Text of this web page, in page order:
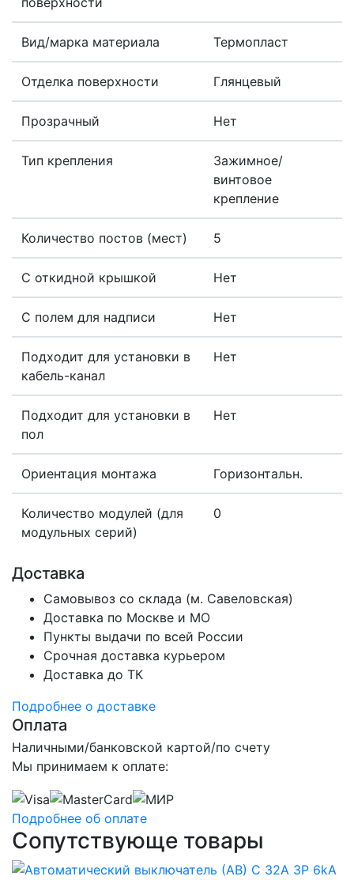
Вид/марка материала Термопласт
Отделка поверхности Глянцевый
Прозрачный Нет
Тип крепления
Зажимное/
винтовое
крепление
Количество постов (мест) 5
С откидной крышкой Нет
С полем для надписи Нет
Подходит для установки в
кабель-канал
Нет
Подходит для установки в
пол
Нет
Ориентация монтажа Горизонтальн.
Количество модулей (для
модульных серий)
0
Доставка
Самовывоз со склада (м. Савеловская)
Доставка по Москве и МО
Пункты выдачи по всей России
Срочная доставка курьером
Доставка до ТК
Подробнее о доставке
Оплата
Наличными/банковской картой/по счету
Мы принимаем к оплате:
Подробнее об оплате
Сопутствующе товары